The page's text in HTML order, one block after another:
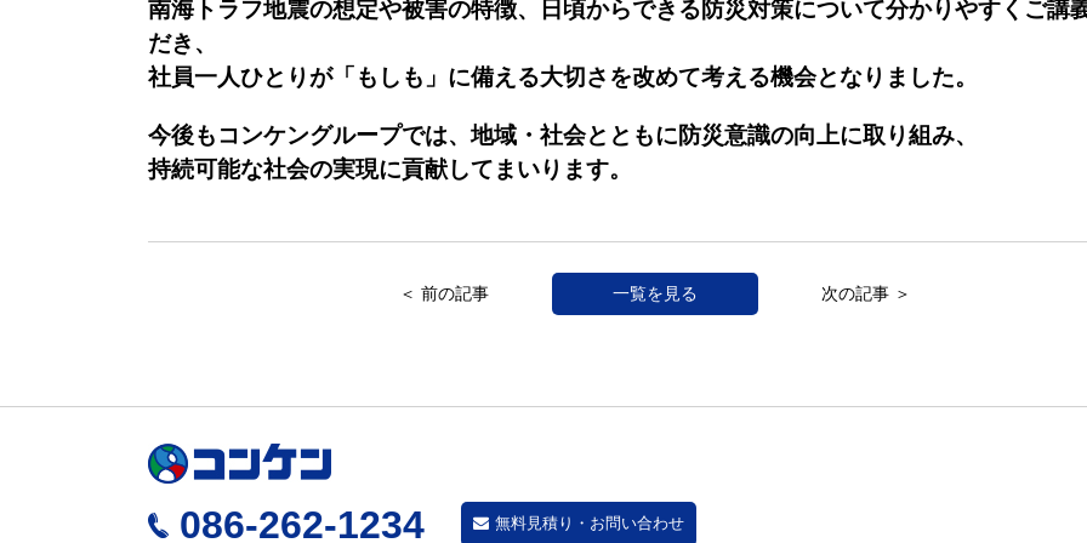
南海トラフ地震の想定や被害の特徴、日頃からできる防災対策について分かりやすくご講
だき、
社員一人ひとりが「もしも」に備える大切さを改めて考える機会となりました。
今後もコンケングループでは、地域・社会とともに防災意識の向上に取り組み、
持続可能な社会の実現に貢献してまいります。
＜ 前の記事 一覧を見る 次の記事 ＞
086-262-1234 無料見積り・お問い合わせ